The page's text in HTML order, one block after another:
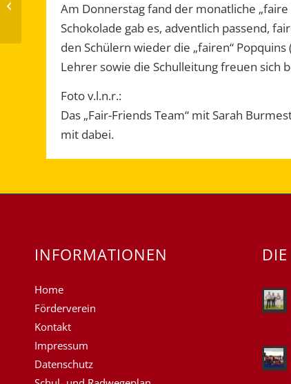
Am Donnerstag fand der monatliche
Schokolade gab es, adventlich passend,
den Schülern wieder die „fairen“
Lehrer sowie die Schulleitung freuen sich
Foto v.l.n.r.:
Das „Fair-Friends Team“ mit Sarah
mit dabei.
INFORMATIONEN
Home
Förderverein
Kontakt
Impressum
Datenschutz
der Schulküche